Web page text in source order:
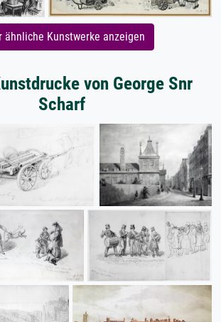
ähnliche Kunstwerke anzeigen
von George Snr
Scharf